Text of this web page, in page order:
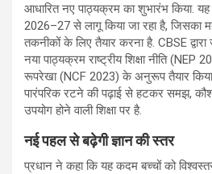
आधारित नए पाठ्यक्रम का शुभारंभ किया.
2026–27 से लागू किया जा रहा है, जिसका
तकनीकों के लिए तैयार करना है. CBSE
नया पाठ्यक्रम राष्ट्रीय शिक्षा नीति (NEP
रूपरेखा (NCF 2023) के अनुरूप तैयार
पारंपरिक रटने की पढ़ाई से हटकर समझ,
उपयोग होने वाली शिक्षा पर है.
नई पहल से बढ़ेगी ज्ञान की स्तर
प्रधान ने कहा कि यह कदम बच्चों को